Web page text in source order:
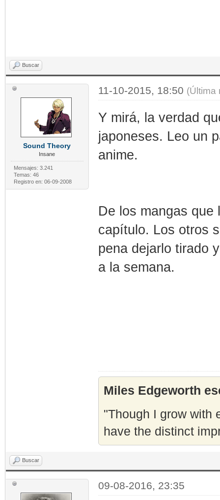
Buscar
Sound Theory
Insane
Mensajes: 3.241
Temas: 46
Registro en: 06-09-2008
11-10-2015, 18:50 (Última
Y mirá, la verdad
japoneses. Leo un
anime.
De los mangas que
capítulo. Los otros
pena dejarlo tirado
a la semana.
Miles Edgeworth
"Though I grow with
have the distinct
Buscar
09-08-2016, 23:35